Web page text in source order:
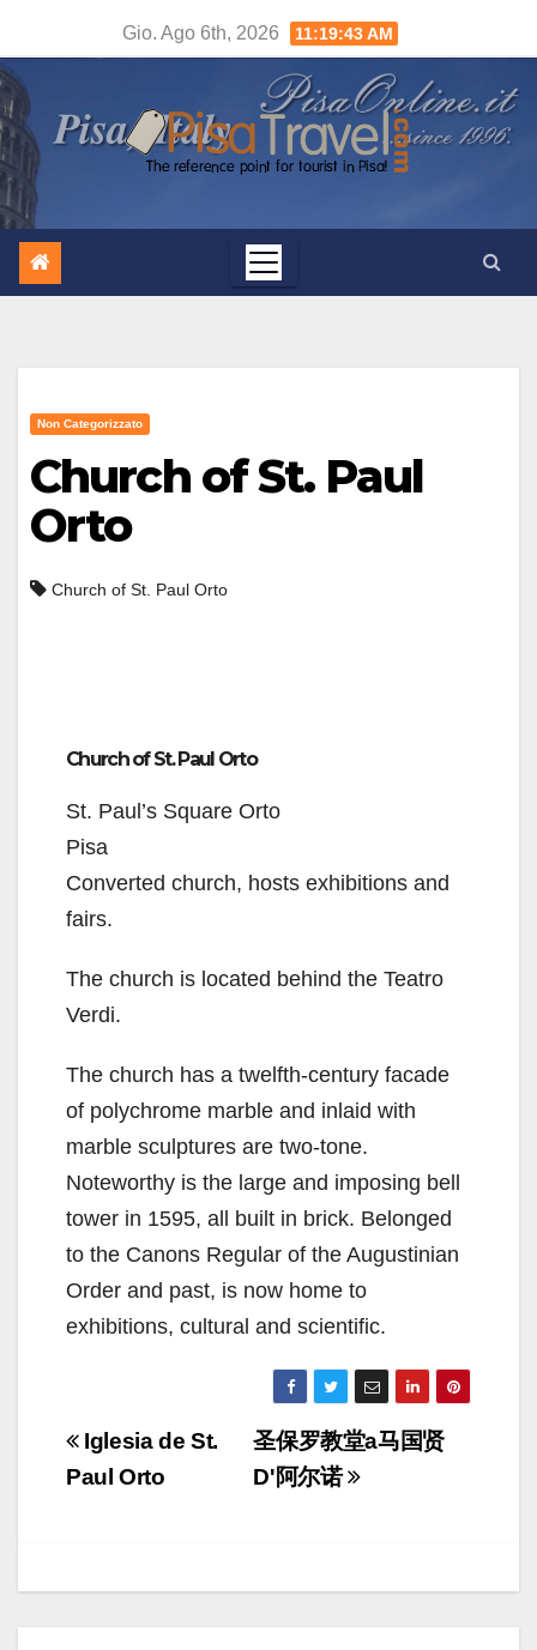
contenuto
Gio. Ago 6th, 2026 11:19:44 AM
Non Categorizzato
Church of St. Paul
Orto
Church of St. Paul Orto
Church of St. Paul Orto
St. Paul’s Square Orto
Pisa
Converted church, hosts exhibitions and
fairs.
The church is located behind the Teatro
Verdi.
The church has a twelfth-century facade
of polychrome marble and inlaid with
marble sculptures are two-tone.
Noteworthy is the large and imposing bell
tower in 1595, all built in brick. Belonged
to the Canons Regular of the Augustinian
Order and past, is now home to
exhibitions, cultural and scientific.
Navigazione
articoli
圣保罗教堂a马国贤
D'阿尔诺
Iglesia de St.
Paul Orto